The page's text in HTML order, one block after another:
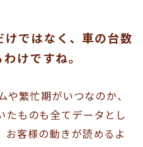
けではなく、車の台数
けですね。
や繁忙期がいつなのか、
たものも全てデータとし
お客様の動きが読めるよ